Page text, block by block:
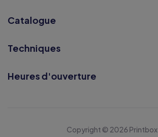
Catalogue
Techniques
Heures d'ouverture
Copyright © 2026 Printbox.